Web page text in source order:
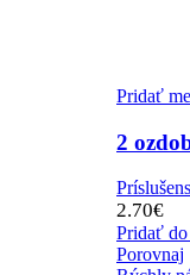
Pridať
2
2.70€
Pridať
Porovnaj